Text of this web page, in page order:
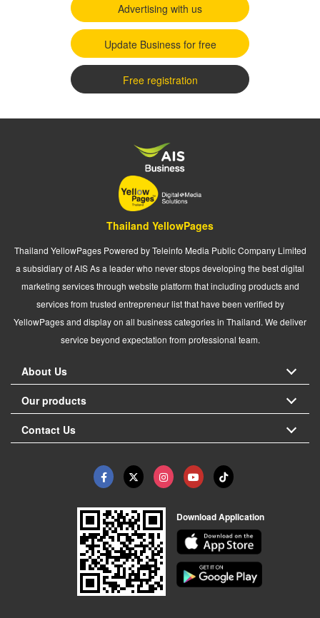
Advertising with us
Update Business for free
Free registration
Thailand YellowPages
Thailand YellowPages Powered by Teleinfo Media Public Company Limited
a subsidiary of AIS As a leader who never stops developing the best digital
marketing services through website platform that including products and
services from trusted entrepreneur list that have been verified by
YellowPages and display on all business categories in Thailand. We deliver
service beyond expectation from professional team.
About Us
Our products
Contact Us
Download Application